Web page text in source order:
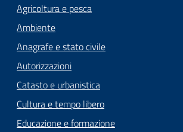
Agricoltura e pesca
Ambiente
Anagrafe e stato civile
Autorizzazioni
Catasto e urbanistica
Cultura e tempo libero
Educazione e formazione